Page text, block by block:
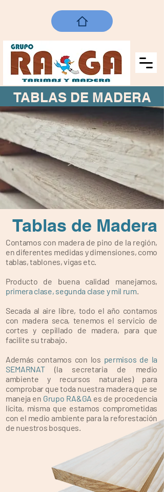
TABLAS DE MADERA
Tablas de Madera
Contamos con madera de pino de la región,
en diferentes medidas y dimensiones, como
tablas, tablones, vigas etc.
Producto de buena calidad manejamos,
primera clase, segunda clase y mil rum.
Secada al aire libre, todo el año contamos
con madera seca, tenemos el servicio de
cortes y cepillado de madera, para que
facilite su trabajo.
Además contamos con los permisos de la
SEMARNAT(la secretaria de medio
ambiente y recursos naturales) para
comprobar que toda nuestra madera que se
maneja en Grupo RA&GA es de procedencia
licita, misma que estamos comprometidas
con el medio ambiente para la reforestación
de nuestros bosques.